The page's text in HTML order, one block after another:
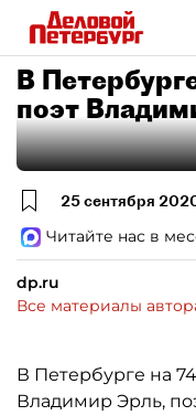
В
поэт
25 сентября
Читайте нас в
dp.ru
Все материалы
В Петербурге на
Владимир Эрль,